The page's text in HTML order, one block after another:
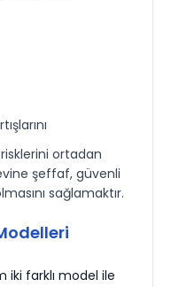
ortadan
şeffaf, güvenli
sağlamaktır.
iki farklı model ile